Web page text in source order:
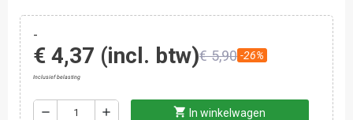
-
€ 4,37 (incl. btw)€ 5,90 -26%
Inclusief belasting
remove add shopping_cart In winkelwagen